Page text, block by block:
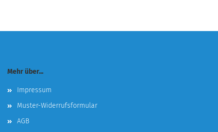
Mehr über...
Impressum
Muster-Widerrufsformular
AGB